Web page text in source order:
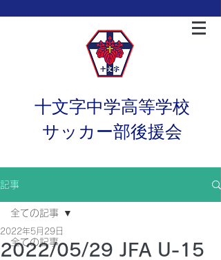
十文字中学高等学校
サッカー部後援会
記事
全ての記事
全ての記事
2022/05/29 JFA U-15
2022年5月29日